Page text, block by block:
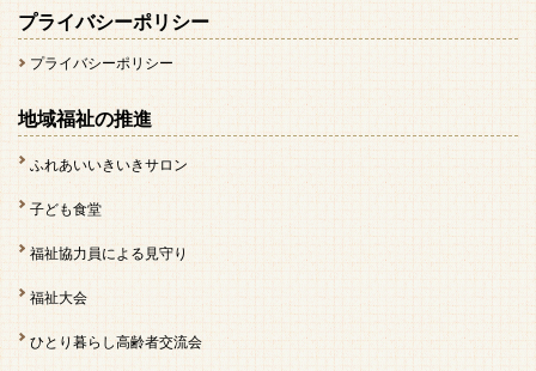
プライバシーポリシー
プライバシーポリシー
地域福祉の推進
ふれあいいきいきサロン
子ども食堂
福祉協力員による見守り
福祉大会
ひとり暮らし高齢者交流会